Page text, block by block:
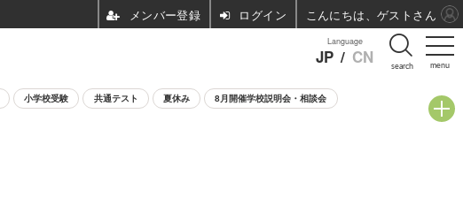
menu
Language
JP / CN search
小学校受験 共通テスト 夏休み 8月開催学校説明会・相談会
ログイン こんにちは、ゲストさん